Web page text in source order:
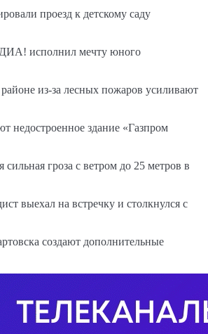
проезд к детскому саду
исполнил мечту юного
из-за лесных пожаров усиливают
недостроенное здание «Газпром
гроза с ветром до 25 метров в
выехал на встречку и столкнулся с
создают дополнительные